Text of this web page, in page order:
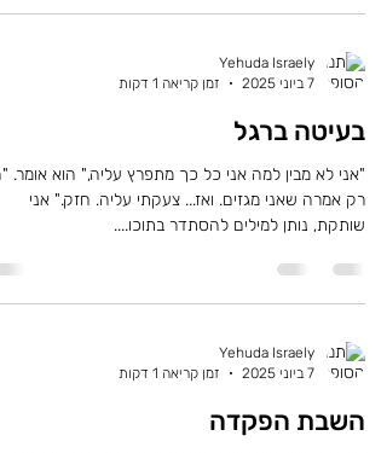
Yehuda Israely
7 ביוני 2025
זמן קריאה 1 דקות
בעיטה ברגל
"אני לא מבין למה אני כל כך מתפרץ עליה," הוא אומר.
רק אמרה שאני מגזים. ואז... צעקתי עליה. חזק." אני
שותקת, נותן למילים להסתדר בתוכו....
Yehuda Israely
7 ביוני 2025
זמן קריאה 1 דקות
השבת הפקדה